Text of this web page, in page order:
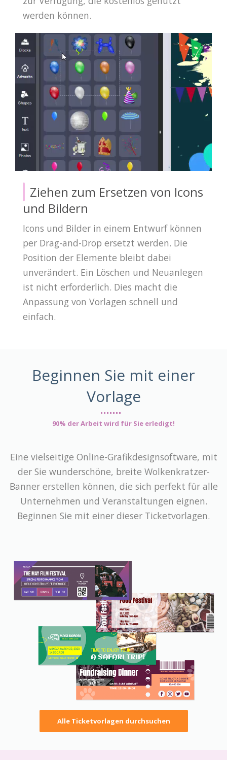
werden können.
Ziehen zum Ersetzen von Icons
und Bildern
Icons und Bilder in einem Entwurf können
per Drag-and-Drop ersetzt werden. Die
Position der Elemente bleibt dabei
unverändert. Ein Löschen und Neuanlegen
ist nicht erforderlich. Dies macht die
Anpassung von Vorlagen schnell und
einfach.
Beginnen Sie mit einer
Vorlage
90% der Arbeit wird für Sie erledigt!
Eine vielseitige Online-Grafikdesignsoftware, mit
der Sie wunderschöne, breite Wolkenkratzer-
Banner erstellen können, die sich perfekt für alle
Unternehmen und Veranstaltungen eignen.
Beginnen Sie mit einer dieser Ticketvorlagen.
Alle Ticketvorlagen durchsuchen